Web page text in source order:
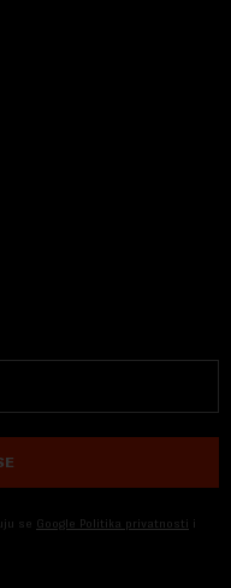
se Google Politika privatnosti i